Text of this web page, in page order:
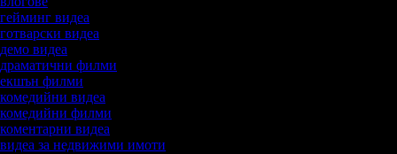
гейминг видеа
видеа
видеа
драматични филми
екшън филми
комедийни видеа
комедийни филми
коментарни видеа
видеа за недвижими имоти